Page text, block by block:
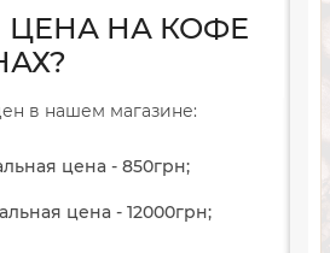
ЦЕНА НА КОФЕ
в нашем магазине:
цена - 850грн;
цена - 12000грн;